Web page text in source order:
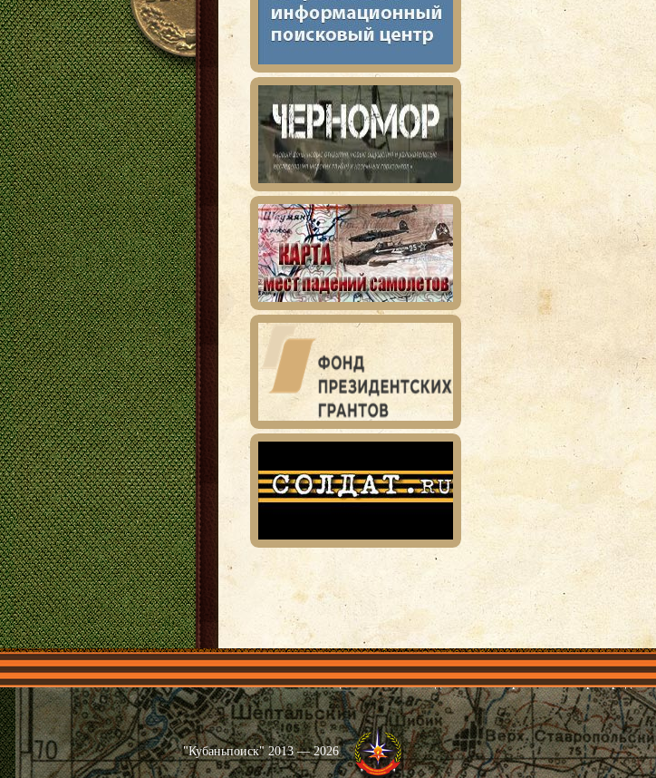
Главная Имена Общественные объединения Проекты Герои рядом
"Кубаньпоиск" 2013 — 2026